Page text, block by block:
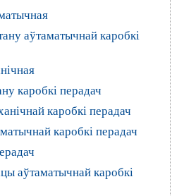
аўтаматычнай каробкі
каробкі перадач
каробкі перадач
каробкі перадач
аўтаматычнай каробкі